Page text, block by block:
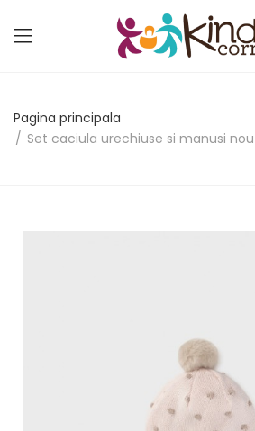
Pagina principala
Set caciula urechiuse si manusi